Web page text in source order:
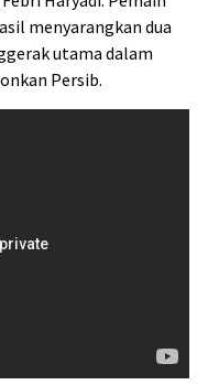
menyarangkan dua
utama dalam
Persib.